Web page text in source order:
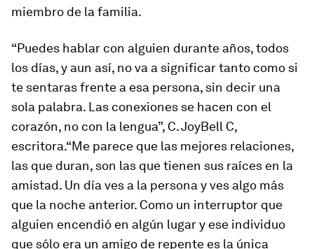
miembro de la familia.
“Puedes hablar con alguien durante años, todos
los días, y aun así, no va a significar tanto como si
te sentaras frente a esa persona, sin decir una
sola palabra. Las conexiones se hacen con el
corazón, no con la lengua”, C. JoyBell C,
escritora.“Me parece que las mejores relaciones,
las que duran, son las que tienen sus raíces en la
amistad. Un día ves a la persona y ves algo más
que la noche anterior. Como un interruptor que
alguien encendió en algún lugar y ese individuo
que sólo era un amigo de repente es la única